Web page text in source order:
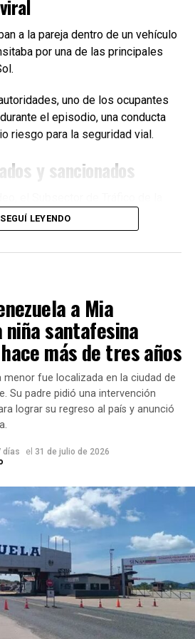
J“ por el triple crimen de
secundarios de la vacuna
laboral
a la pareja dentro de un vehículo
por una de las principales
uno de los ocupantes
el episodio, una conducta
riesgo para la seguridad vial.
y sancionados
inició una investigación que
e identificar a sus ocupantes.
en el momento, tal como
ciudadanos extranjeros.
dos turistas
por mantener
en un
en la
a la altura del
de
grabados
y, tras
en redes
y denunciados
p0Lc3dn6e
SEGUÍ LEYENDO
a Mia
santafesina
más de tres años
fue localizada en la ciudad de
Su padre pidió una intervención
lograr su regreso al país y anunció
días el 31 de julio de 2026